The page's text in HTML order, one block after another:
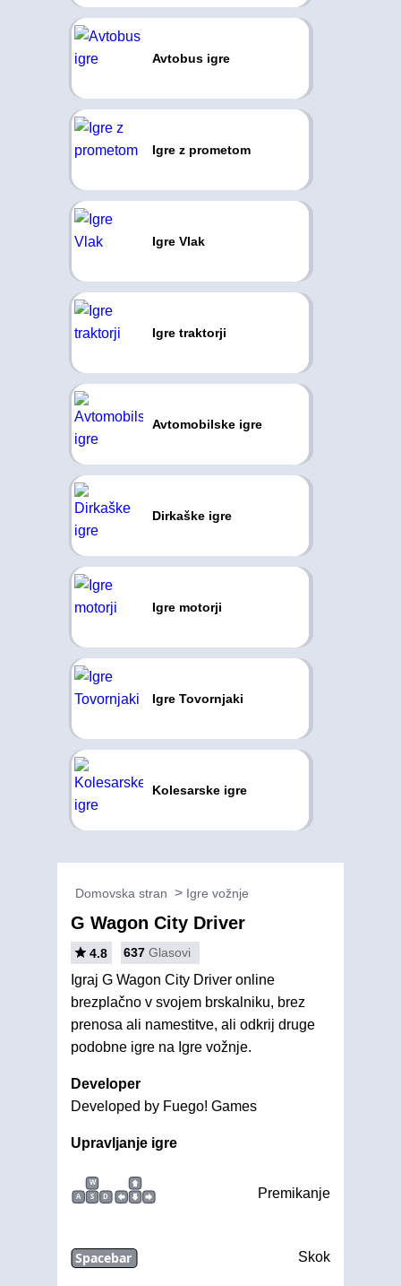
Avtobus igre
Igre z prometom
Igre Vlak
Igre traktorji
Avtomobilske igre
Dirkaške igre
Igre motorji
Igre Tovornjaki
Kolesarske igre
Domovska stran Igre vožnje
G Wagon City Driver
4.8 637 Glasovi
Igraj G Wagon City Driver online
brezplačno v svojem brskalniku, brez
prenosa ali namestitve, ali odkrij druge
podobne igre na Igre vožnje.
Developer
Developed by Fuego! Games
Upravljanje igre
W
A
S D Premikanje
Spacebar Skok